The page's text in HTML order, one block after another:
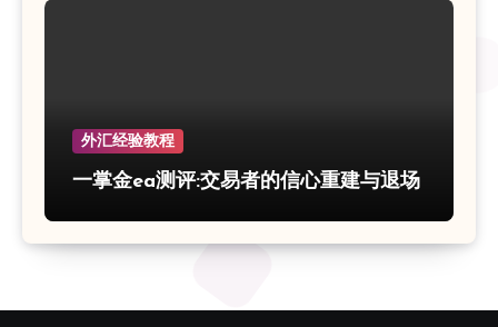
外汇经验教程
一掌金ea测评:交易者的信心重建与退场